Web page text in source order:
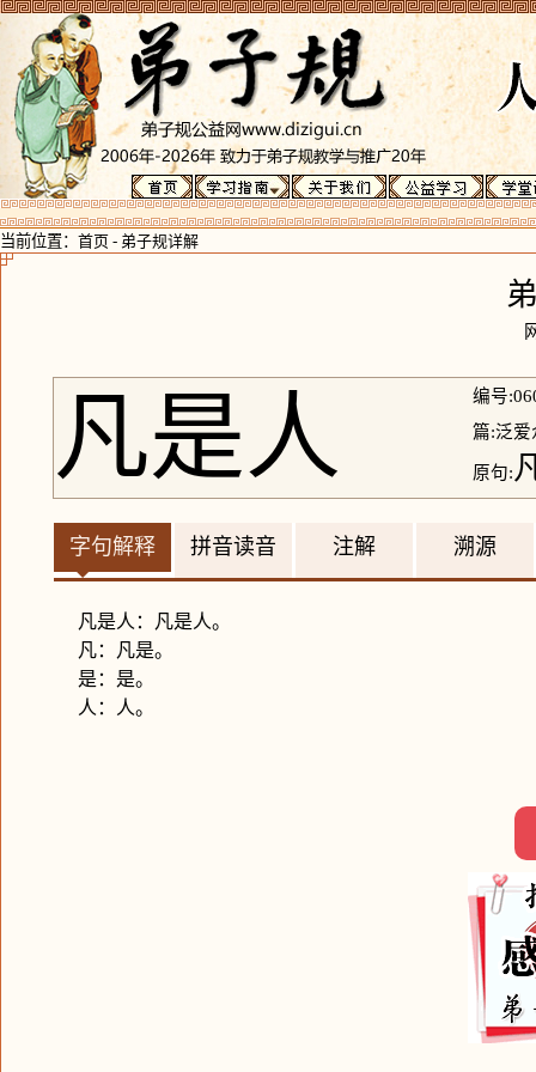
当前位置： 首页 - 弟子规详解
凡是人
编号
篇:泛爱
原句:
字句解释 拼音读音 注解 溯源
凡是人：凡是人。
凡：凡是。
是：是。
人：人。